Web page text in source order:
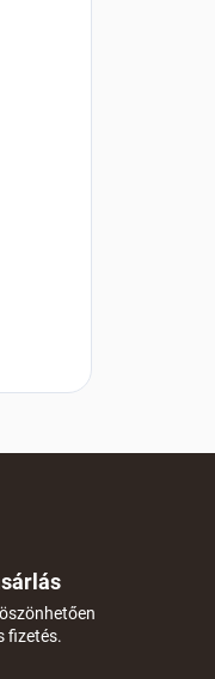
fizetés.